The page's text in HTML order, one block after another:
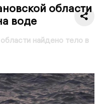
области
воде
найдено тело в